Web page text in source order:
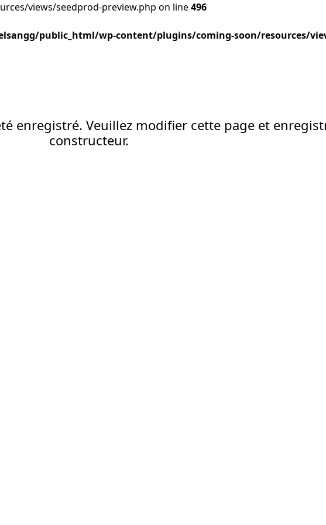
views/seedprod-preview.php on line496
public_html/wp-content/plugins/coming-soon/resources/
enregistré. Veuillez modifier cette page et
constructeur.